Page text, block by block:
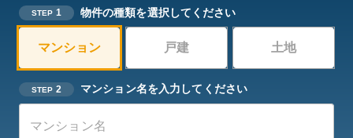
STEP 1 物件の種類を選択してください
マンション 戸建 土地
STEP 2 マンション名を入力してください